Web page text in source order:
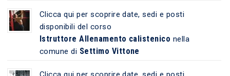
Clicca qui per scoprire date, sedi e posti
disponibili del corso
Istruttore Allenamento calistenico nella
comune di Settimo Vittone